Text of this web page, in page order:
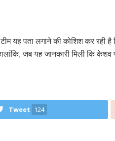
टीम यह पता लगाने की कोशिश कर
जब यह जानकारी मिली कि केशव
Tweet 124